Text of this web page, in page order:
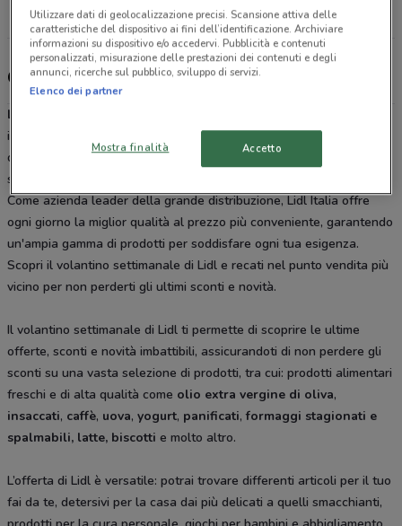
Tutti i negozi Lidl
Gli sconti del nuovo volantino Lidl
Lidl
italiani. Dal 1992 rappresenta un punto di riferimento per la spesa
quotidiana, offrendo un'esperienza di acquisto completa e
semplice.
Come azienda leader della grande distribuzione, Lidl Italia offre
ogni giorno la miglior qualità al prezzo più conveniente, garantendo
un'ampia gamma di prodotti per soddisfare ogni tua esigenza.
Scopri il volantino settimanale di Lidl e recati nel punto vendita più
vicino per non perderti gli ultimi sconti e novità.
Il volantino settimanale di Lidl ti permette di scoprire le ultime
offerte, sconti e novità imbattibili, assicurandoti di non perdere gli
sconti su una vasta selezione di prodotti, tra cui: prodotti alimentari
freschi e di alta qualità come olio extra vergine di oliva,
insaccati, caffè, uova, yogurt, panificati,formaggi stagionati e
spalmabili, latte, biscotti e molto altro.
L’offerta di Lidl è versatile: potrai trovare differenti articoli per il tuo
fai da te, detersivi per la casa dai più delicati a quelli smacchianti,
Utilizzare dati di geolocalizzazione precisi. Scansione attiva delle
caratteristiche del dispositivo ai fini dell’identificazione. Archiviare
informazioni su dispositivo e/o accedervi. Pubblicità e contenuti
personalizzati, misurazione delle prestazioni dei contenuti e degli
annunci, ricerche sul pubblico, sviluppo di servizi.
Elenco dei partner
Mostra finalità Accetto